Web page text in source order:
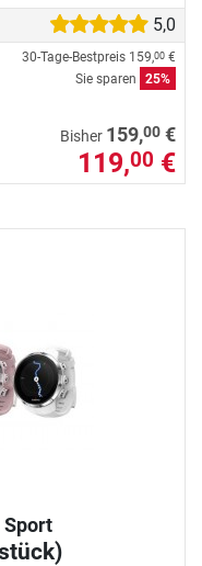
5,0
30-Tage-Bestpreis 159,00 €
Sie sparen
25%
Bisher 159,00 €
119,00 €
Sport